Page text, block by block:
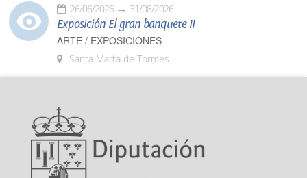
26/06/2026 31/08/2026
Exposición El gran banquete II
ARTE / EXPOSICIONES
Santa Marta de Tormes